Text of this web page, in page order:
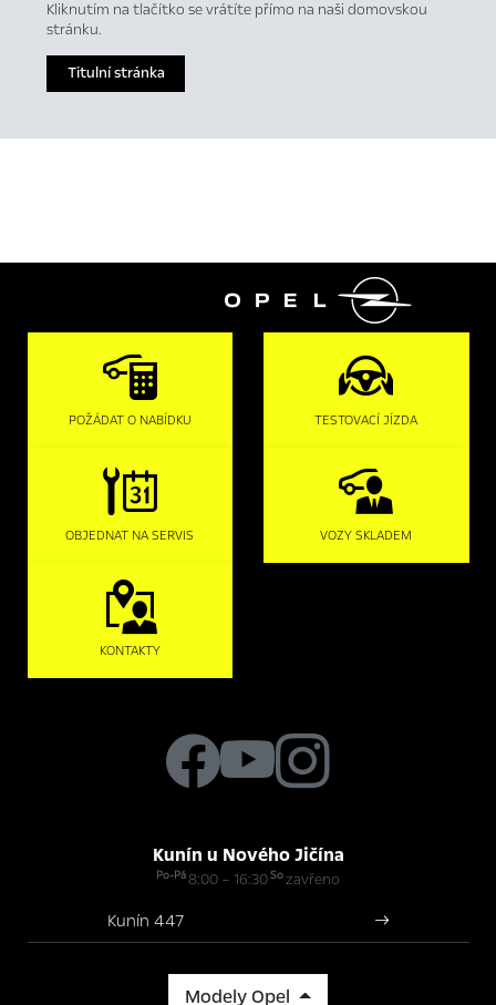
Kliknutím na tlačítko se vrátíte přímo na naši domovskou
stránku.
Titulní stránka

POŽÁDAT O NABÍDKU TESTOVACÍ JÍZDA
OBJEDNAT NA SERVIS VOZY SKLADEM
KONTAKTY
Kunín u Nového Jičína
Po-Pá8:00 – 16:30Sozavřeno
Kunín 447
Modely Opel